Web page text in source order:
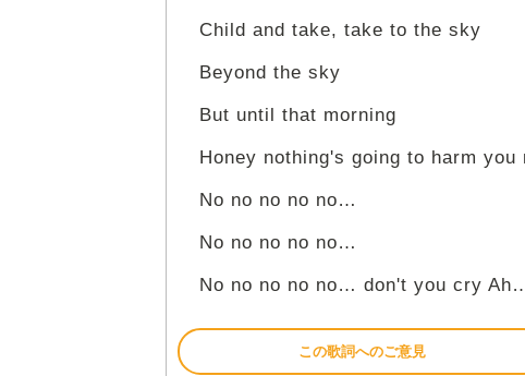
Child and take, take to the sky
Beyond the sky
But until that morning
Honey nothing's going to harm you
No no no no no…
No no no no no…
No no no no no… don't you cry
この歌詞へのご意見